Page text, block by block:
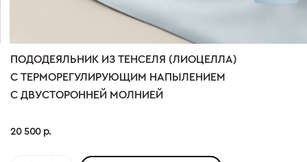
ПОДОДЕЯЛЬНИК ИЗ ТЕНСЕЛЯ (ЛИОЦЕЛЛА)
С ТЕРМОРЕГУЛИРУЮЩИМ НАПЫЛЕНИЕМ
С ДВУСТОРОННЕЙ МОЛНИЕЙ
20 500 р.